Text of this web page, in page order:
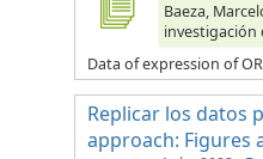
Baeza,
investigación
Data of expression of
Replicar los datos
approach: Figures